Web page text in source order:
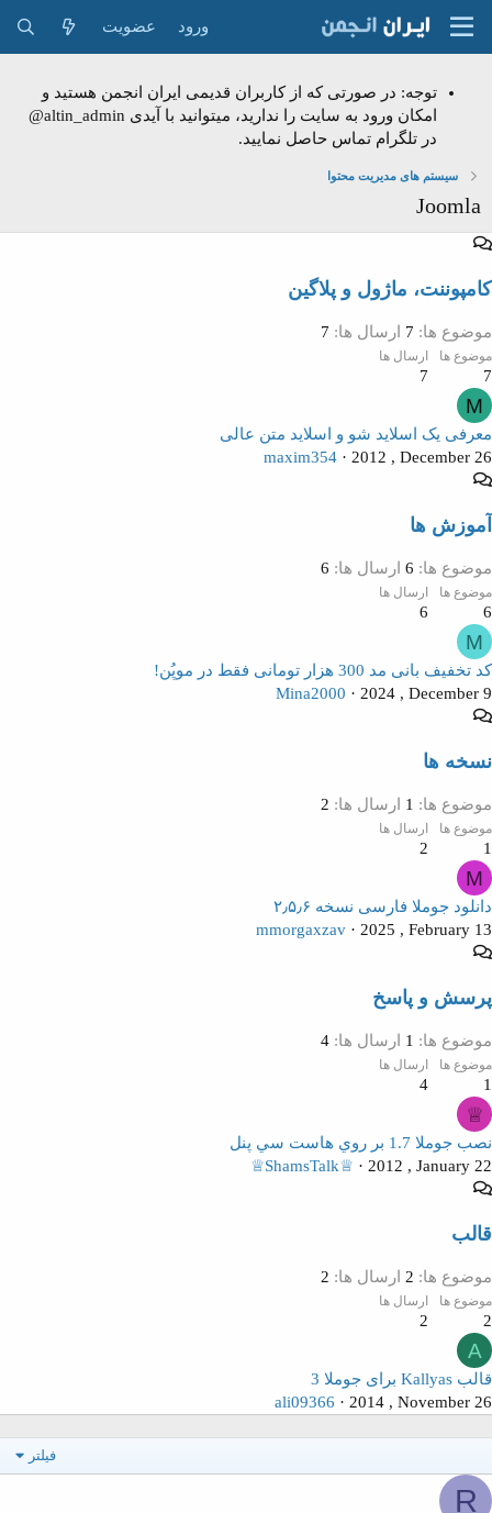
ورود عضویت
توجه: در صورتی که از کاربران قدیمی ایران انجمن هستید و
امکان ورود به سایت را ندارید، میتوانید با آیدی altin_admin@
در تلگرام تماس حاصل نمایید.
سیستم های مدیریت محتوا
Joomla
کامپوننت، ماژول و پلاگین
موضوع ها 7 ارسال ها 7
موضوع ها
7
ارسال ها
7
M
معرفی یک اسلاید شو و اسلاید متن عالی
2012 , December 26
maxim354
آموزش ها
موضوع ها 6 ارسال ها 6
موضوع ها
6
ارسال ها
6
M
کد تخفیف بانی مد 300 هزار تومانی فقط در موپُن!
2024 , December 9
Mina2000
نسخه ها
موضوع ها 1 ارسال ها 2
موضوع ها
1
ارسال ها
2
M
دانلود جوملا فارسی نسخه ۲٫۵٫۶
2025 , February 13
mmorgaxzav
پرسش و پاسخ
موضوع ها 1 ارسال ها 4
موضوع ها
1
ارسال ها
4
♕
نصب جوملا 1.7 بر روي هاست سي پنل
2012 , January 22
♕ShamsTalk♕
قالب
موضوع ها 2 ارسال ها 2
موضوع ها
2
ارسال ها
2
A
قالب Kallyas برای جوملا 3
2014 , November 26
ali09366
فیلتر
R